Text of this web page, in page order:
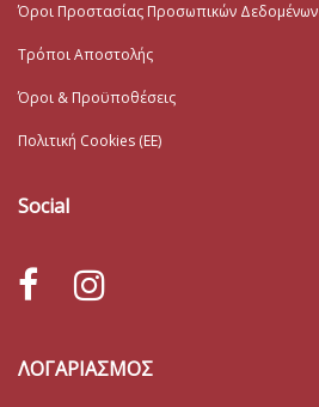
Όροι Προστασίας Προσωπικών Δεδομένων
Τρόποι Αποστολής
Όροι & Προϋποθέσεις
Πολιτική Cookies (ΕΕ)
Social
ΛΟΓΑΡΙΑΣΜΟΣ